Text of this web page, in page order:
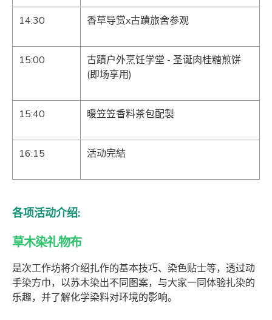
14:30 香草导赏x古蹟旅舍参观
15:00
古蹟户外烹饪学堂 - 圣诞肉桂糖煎饼
(即场享用)
15:40 暖笠笠香料茶包配製
16:15 活动完結
各项活动介绍:
草木染礼物布
是次工作坊将介绍扎作的基本技巧、染色贴士等，透过动
手染方巾，以苏木染出不同图案，与大家一同体验扎染的
乐趣，并了解化学染料对环境的影响。